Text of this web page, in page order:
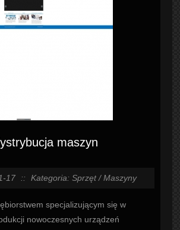
maszyn
17 :: Kategoria: Sprzęt / Maszyny
specjalizującym się w
nowoczesnych urządzeń